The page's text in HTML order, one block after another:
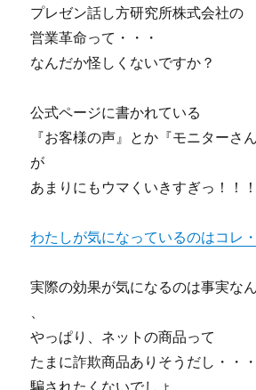
プレゼン話し方研究所株式会社の
営業革命って・・・
なんだか怪しくないですか？
公式ページに書かれている
『お客様の声』とか『モニターさ
が
あまりにもウマくいきすぎっ！！
わたしが気になっているのはコレ
実際の効果が気になるのは事実な
、
やっぱり、ネットの商品って
たまに詐欺商品ありそうだし・・・
騙されたくないでしょ。